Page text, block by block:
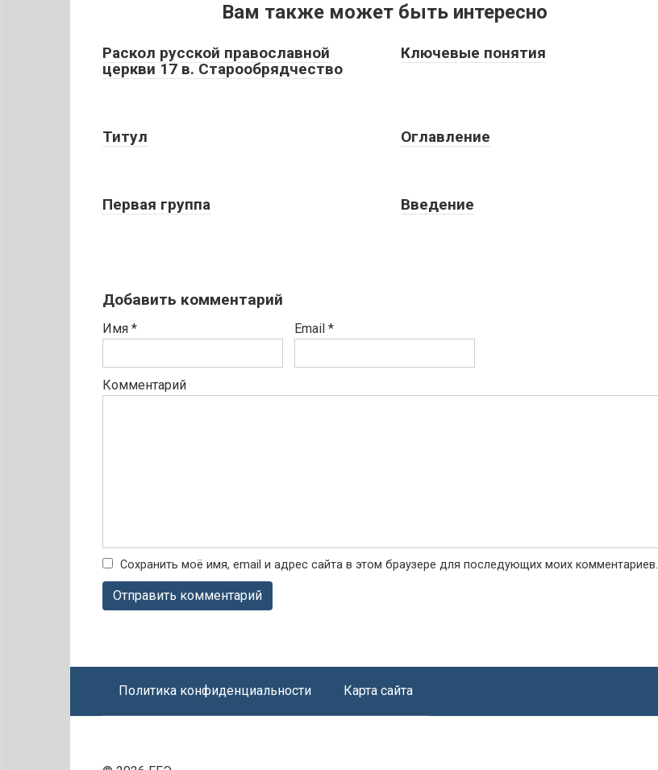
Вам также может быть интересно
Раскол русской православной
церкви 17 в. Старообрядчество
Ключевые понятия
Титул Оглавление
Первая группа Введение
Добавить комментарий
Имя * Email *
Комментарий
Сохранить моё имя, email и адрес сайта в этом браузере для последующих моих комментариев.
Политика конфиденциальности Карта сайта